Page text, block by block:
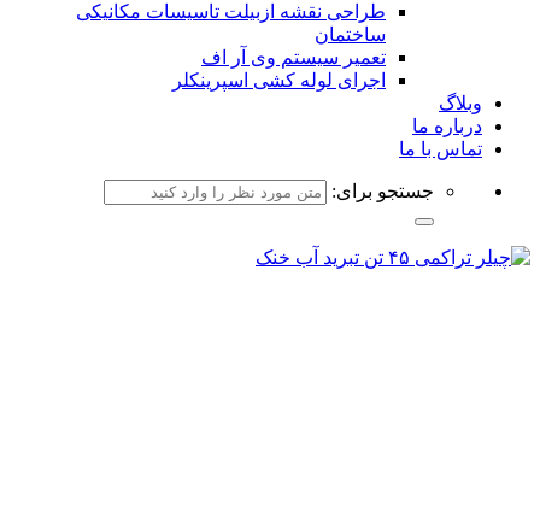
طراحی نقشه ازبیلت تاسیسات مکانیکی
ساختمان
تعمیر سیستم وی آر اف
اجرای لوله کشی اسپرینکلر
ما
با ما
جستجو برای: